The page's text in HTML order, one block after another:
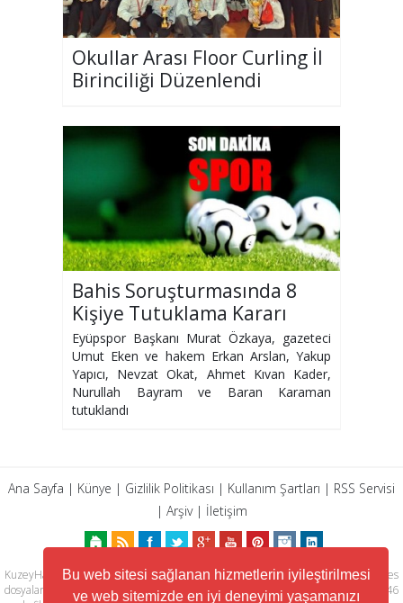
Bu web sitesi sağlanan hizmetlerin iyileştirilmesi
ve web sitemizde en iyi deneyimi yaşamanızı
Okullar Arası Floor Curling İl
Birinciliği Düzenlendi
Bahis Soruşturmasında 8
Kişiye Tutuklama Kararı
Çıktı
Eyüpspor Başkanı Murat Özkaya, gazeteci
Umut Eken ve hakem Erkan Arslan, Yakup
Yapıcı, Nevzat Okat, Ahmet Kıvan Kader,
Nurullah Bayram ve Baran Karaman
tutuklandı
Ana Sayfa | Künye | Gizlilik Politikası | Kullanım Şartları | RSS Servisi
| Arşiv| İletişim
KuzeyHaber.com sitesinde yer alan tüm yazılar, materyaller, resimler, ses
dosyaları, animasyonlar, videolar, tasarım ve düzenlemelerin telif hakları 5846